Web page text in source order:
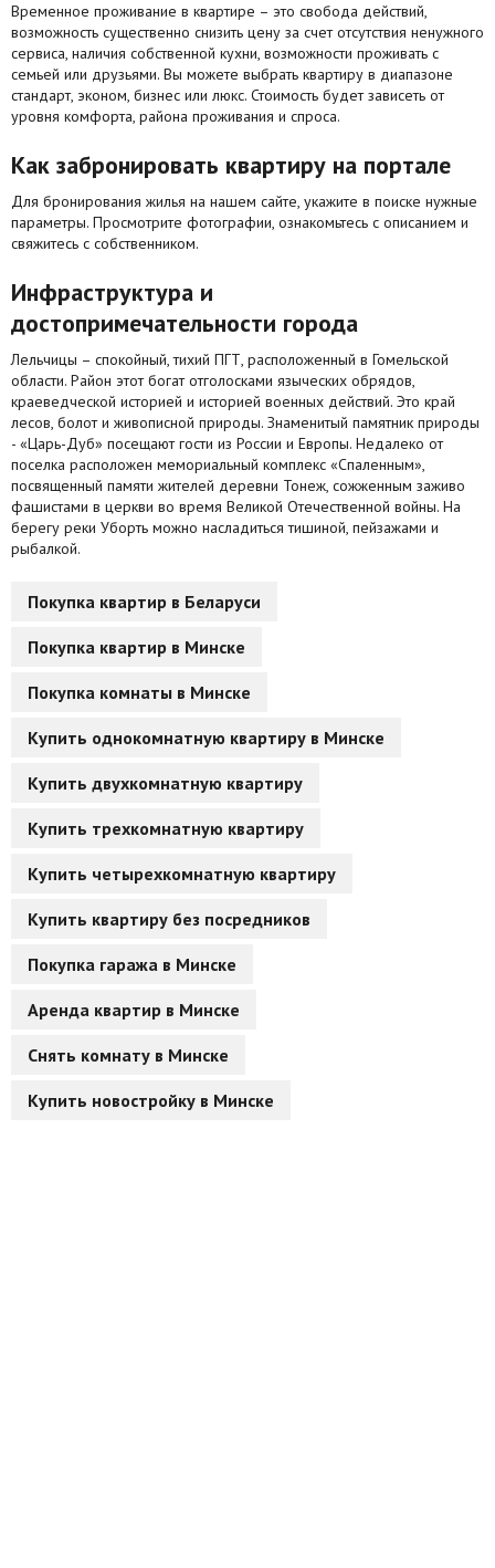
Временное проживание в квартире – это свобода действий,
возможность существенно снизить цену за счет отсутствия ненужного
сервиса, наличия собственной кухни, возможности проживать с
семьей или друзьями. Вы можете выбрать квартиру в диапазоне
стандарт, эконом, бизнес или люкс. Стоимость будет зависеть от
уровня комфорта, района проживания и спроса.
Как забронировать квартиру на портале
Для бронирования жилья на нашем сайте, укажите в поиске нужные
параметры. Просмотрите фотографии, ознакомьтесь с описанием и
свяжитесь с собственником.
Инфраструктура и
достопримечательности города
Лельчицы – спокойный, тихий ПГТ, расположенный в Гомельской
области. Район этот богат отголосками языческих обрядов,
краеведческой историей и историей военных действий. Это край
лесов, болот и живописной природы. Знаменитый памятник природы
- «Царь-Дуб» посещают гости из России и Европы. Недалеко от
поселка расположен мемориальный комплекс «Спаленным»,
посвященный памяти жителей деревни Тонеж, сожженным заживо
фашистами в церкви во время Великой Отечественной войны. На
берегу реки Уборть можно насладиться тишиной, пейзажами и
рыбалкой.
Покупка квартир в Беларуси
Покупка квартир в Минске
Покупка комнаты в Минске
Купить однокомнатную квартиру в Минске
Купить двухкомнатную квартиру
Купить трехкомнатную квартиру
Купить четырехкомнатную квартиру
Купить квартиру без посредников
Покупка гаража в Минске
Аренда квартир в Минске
Снять комнату в Минске
Купить новостройку в Минске